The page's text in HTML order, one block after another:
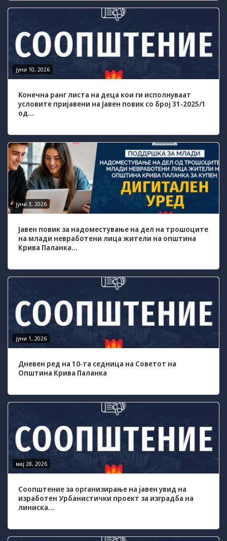
јуни 10, 2026
Kонечна ранг листа на деца кои ги исполнуваат
условите пријавени на Јавен повик со број 31-2025/1
од...
јуни 3, 2026
Јавен повик за надоместување на дел на трошоците
на млади невработени лица жители на општина
Крива Паланка...
јуни 1, 2026
Дневен ред на 10-та седница на Советот на
Општина Крива Паланка
мај 28, 2026
Соопштение за организирање на јавен увид на
изработен Урбанистички проект за изградба на
линиска...